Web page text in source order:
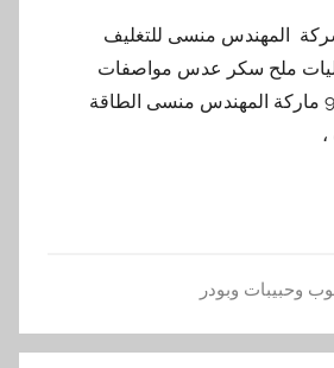
المهندس منسى للتغليف
ملح سكر عدس مواصفات
الماكينة الموديل 904 ماركة المهندس منسى الطاقة
وحبيبات وبودر